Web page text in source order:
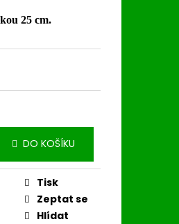
25 cm.
DO KOŠÍKU
Tisk
Zeptat se
Hlídat